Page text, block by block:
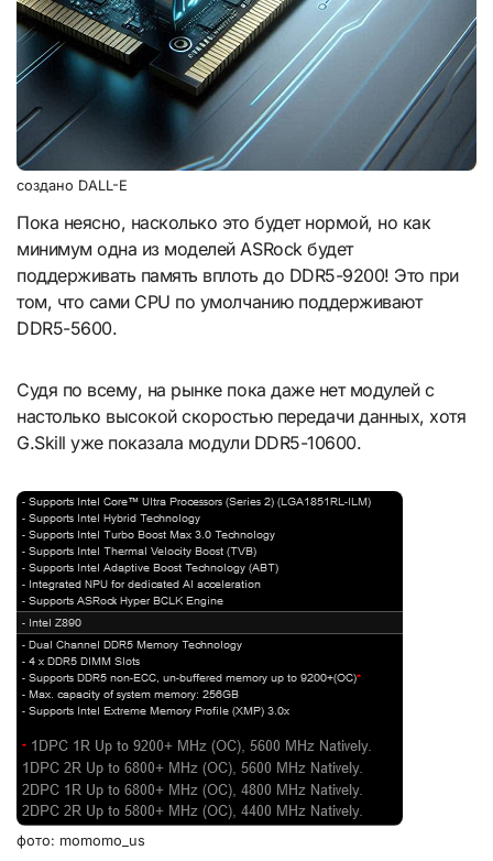
создано DALL-E
Пока неясно, насколько это будет нормой, но как
минимум одна из моделей ASRock будет
поддерживать память вплоть до DDR5-9200! Это при
том, что сами CPU по умолчанию поддерживают
DDR5-5600.
Судя по всему, на рынке пока даже нет модулей с
настолько высокой скоростью передачи данных, хотя
G.Skill уже показала модули DDR5-10600.
фото: momomo_us